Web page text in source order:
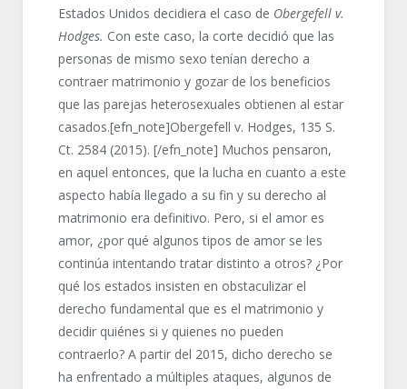
Estados Unidos decidiera el caso de Obergefell v.
Hodges. Con este caso, la corte decidió que las
personas de mismo sexo tenían derecho a
contraer matrimonio y gozar de los beneficios
que las parejas heterosexuales obtienen al estar
casados.[efn_note]Obergefell v. Hodges, 135 S.
Ct. 2584 (2015). [/efn_note] Muchos pensaron,
en aquel entonces, que la lucha en cuanto a este
aspecto había llegado a su fin y su derecho al
matrimonio era definitivo. Pero, si el amor es
amor, ¿por qué algunos tipos de amor se les
continúa intentando tratar distinto a otros? ¿Por
qué los estados insisten en obstaculizar el
derecho fundamental que es el matrimonio y
decidir quiénes si y quienes no pueden
contraerlo? A partir del 2015, dicho derecho se
ha enfrentado a múltiples ataques, algunos de